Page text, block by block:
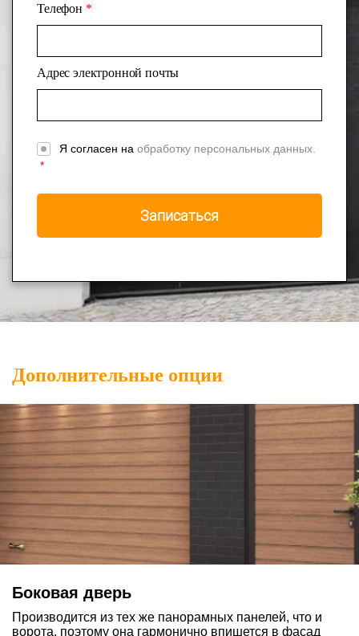
Телефон *
Адрес электронной почты
Я согласен на обработку персональных данных.
*
Дополнительные опции
Боковая дверь
Производится из тех же панорамных панелей, что и
ворота, поэтому она гармонично впишется в фасад